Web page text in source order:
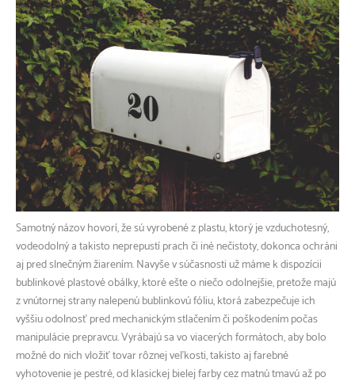
Samotný názov hovorí, že sú vyrobené z plastu, ktorý je vzduchotesný,
vodeodolný a takisto neprepustí prach či iné nečistoty, dokonca ochráni
aj pred slnečným žiarením. Navyše v súčasnosti už máme k dispozícii
bublinkové plastové obálky, ktoré ešte o niečo odolnejšie, pretože majú
z vnútornej strany nalepenú bublinkovú fóliu, ktorá zabezpečuje ich
vyššiu odolnosť pred mechanickým stlačením či poškodením počas
manipulácie prepravcu. Vyrábajú sa vo viacerých formátoch, aby bolo
možné do nich vložiť tovar rôznej veľkosti, takisto aj farebné
vyhotovenie je pestré, od klasickej bielej farby cez matnú tmavú až po